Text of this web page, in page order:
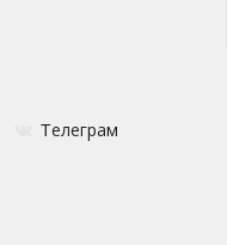
Телеграм